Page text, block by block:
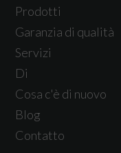
Prodotti
Garanzia di qualità
Servizi
Di
Cosa c'è di nuovo
Blog
Contatto